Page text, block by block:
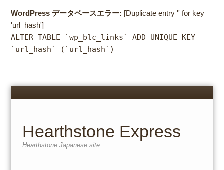
WordPress データベースエラー: [Duplicate entry '' for key
'url_hash']
ALTER TABLE `wp_blc_links` ADD UNIQUE KEY
`url_hash` (`url_hash`)
Menu
Hearthstone Express
Hearthstone Japanese site